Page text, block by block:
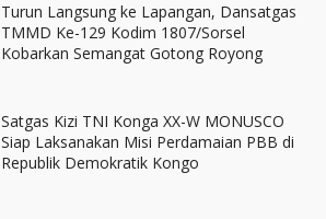
Turun Langsung ke Lapangan, Dansatgas
TMMD Ke-129 Kodim 1807/Sorsel
Kobarkan Semangat Gotong Royong
Satgas Kizi TNI Konga XX-W MONUSCO
Siap Laksanakan Misi Perdamaian PBB di
Republik Demokratik Kongo